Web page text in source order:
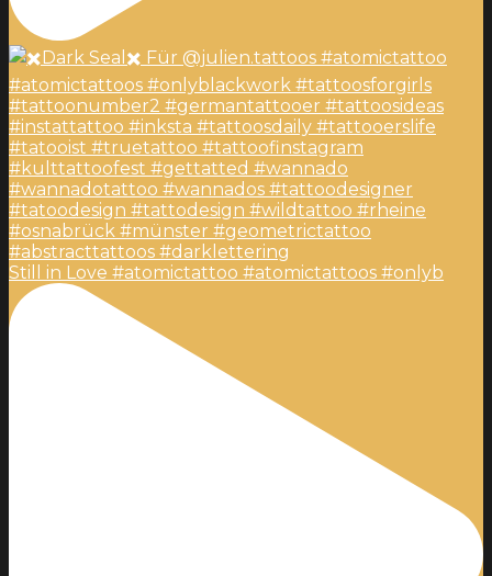
Still in Love #atomictattoo #atomictattoos #onlyb